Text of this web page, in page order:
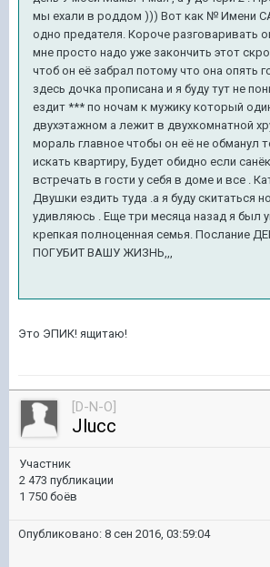
мы ехали в роддом ))) Вот как № Имени
одно предателя. Короче разговаривать
мне просто надо уже закончить этот
чтоб он её забрал потому что она опять
здесь дочка прописана и я буду тут не
ездит *** по ночам к мужику который
двухэтажном а лежит в двухкомнатной
мораль главное чтобы он её не обманул
искать квартиру, Будет обидно если
встречать в гости у себя в доме и все .
Двушки ездить туда .а я буду скитаться
удивляюсь . Еще три месяца назад я был
крепкая полноценная семья. Послание
ПОГУБИТ ВАШУ ЖИЗНЬ,,,
Это ЭПИК! ящитаю!
[D-N-O]
Jlucc
Участник
2 473 публикации
1 750 боёв
Опубликовано: 8 сен 2016, 03:59:04